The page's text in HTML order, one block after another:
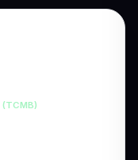
(TCMB)